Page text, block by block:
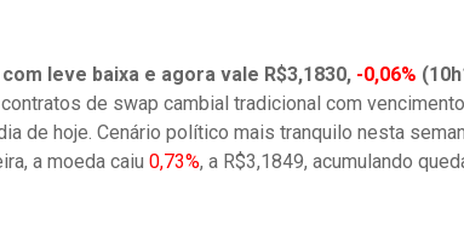
leve baixa e agora vale R$3,1830, -0,06%
de swap cambial tradicional com
de hoje. Cenário político mais tranquilo nesta
a moeda caiu 0,73%, a R$3,1849, acumulando